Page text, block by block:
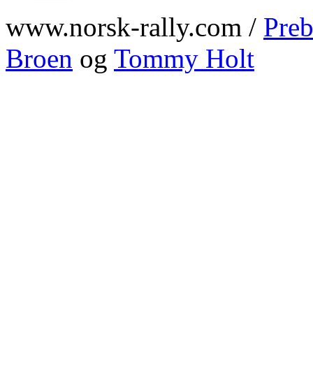
www.norsk-rally.com /
Broen og Tommy Holt